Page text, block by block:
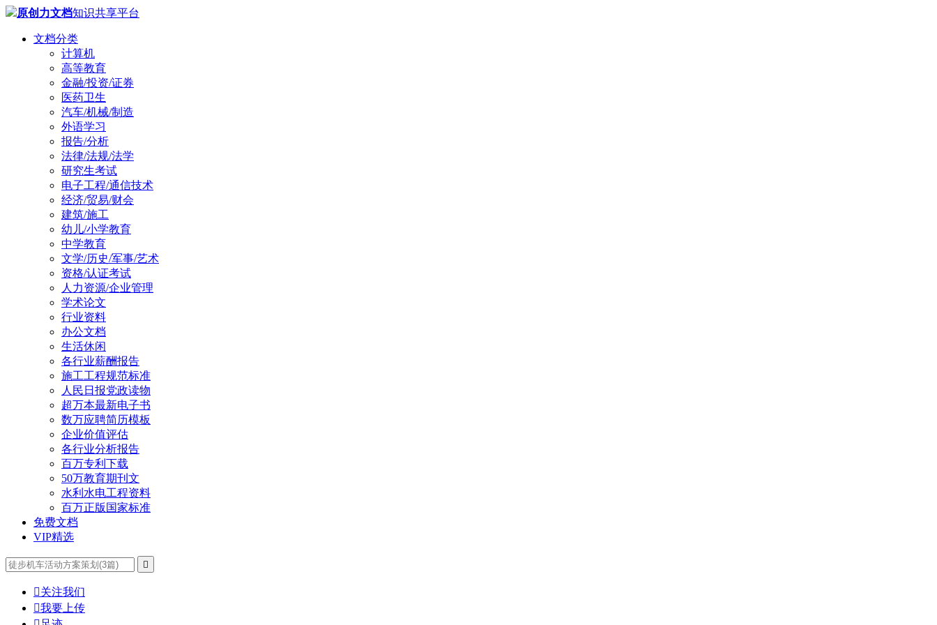
原创力文档知识共享平台
文档分类
计算机
高等教育
金融/投资/证券
医药卫生
汽车/机械/制造
外语学习
报告/分析
法律/法规/法学
研究生考试
电子工程/通信技术
经济/贸易/财会
建筑/施工
幼儿/小学教育
中学教育
文学/历史/军事/艺术
资格/认证考试
人力资源/企业管理
学术论文
行业资料
办公文档
生活休闲
各行业薪酬报告
施工工程规范标准
人民日报党政读物
超万本最新电子书
数万应聘简历模板
企业价值评估
各行业分析报告
百万专利下载
50万教育期刊文
水利水电工程资料
百万正版国家标准
免费文档
VIP精选

关注我们
我要上传